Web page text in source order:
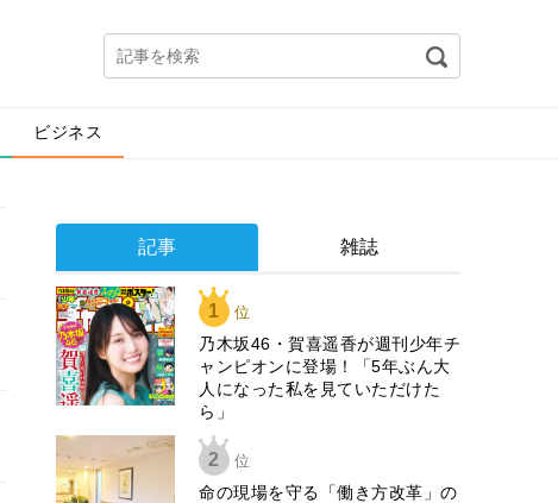
ビジネス
記事 雑誌
1 位
乃木坂46・賀喜遥香が週刊少年チ
ャンピオンに登場！「5年ぶん大
人になった私を見ていただけた
ら」
2 位
​命の現場を守る「働き方改革」の